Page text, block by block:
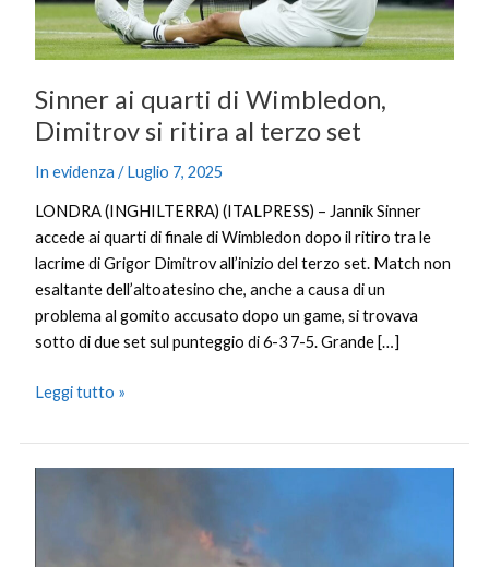
Sinner ai quarti di Wimbledon,
Dimitrov si ritira al terzo set
In evidenza /Luglio 7, 2025
LONDRA (INGHILTERRA) (ITALPRESS) – Jannik Sinner
accede ai quarti di finale di Wimbledon dopo il ritiro tra le
lacrime di Grigor Dimitrov all’inizio del terzo set. Match non
esaltante dell’altoatesino che, anche a causa di un
problema al gomito accusato dopo un game, si trovava
sotto di due set sul punteggio di 6-3 7-5. Grande […]
terzo
set
Leggi tutto »